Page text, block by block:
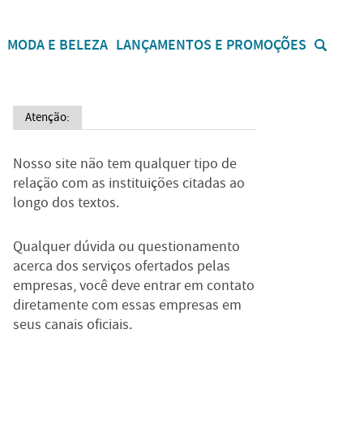
MODA E BELEZA LANÇAMENTOS E PROMOÇÕES
Atenção:
Nosso site não tem qualquer tipo de
relação com as instituições citadas ao
longo dos textos.
Qualquer dúvida ou questionamento
acerca dos serviços ofertados pelas
empresas, você deve entrar em contato
diretamente com essas empresas em
seus canais oficiais.